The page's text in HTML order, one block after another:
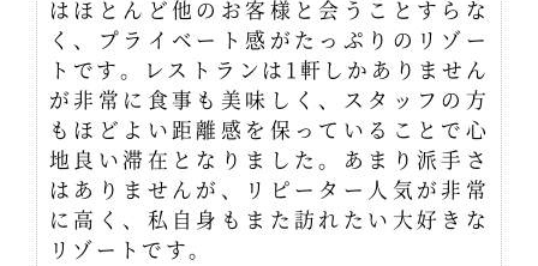
はほとんど他のお客様と会うことすらな
く、プライベート感がたっぷりのリゾー
トです。レストランは1軒しかありません
が非常に食事も美味しく、スタッフの方
もほどよい距離感を保っていることで心
地良い滞在となりました。あまり派手さ
はありませんが、リピーター人気が非常
に高く、私自身もまた訪れたい大好きな
リゾートです。